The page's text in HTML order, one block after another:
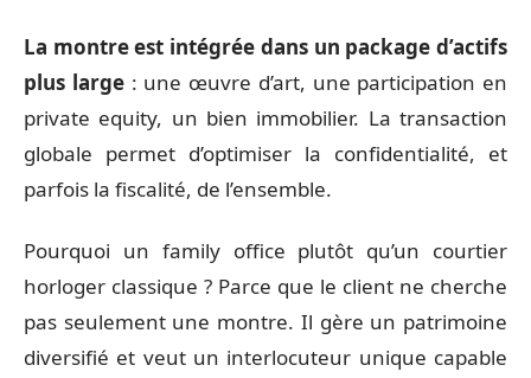
La montre est intégrée dans un package d’actifs
plus large: une œuvre d’art, une participation en
private equity, un bien immobilier. La transaction
globale permet d’optimiser la confidentialité, et
parfois la fiscalité, de l’ensemble.
Pourquoi un family office plutôt qu’un courtier
horloger classique ? Parce que le client ne cherche
pas seulement une montre. Il gère un patrimoine
diversifié et veut un interlocuteur unique capable